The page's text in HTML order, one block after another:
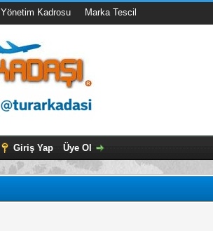
Yönetim Kadrosu Marka Tescil
Giriş Yap Üye Ol